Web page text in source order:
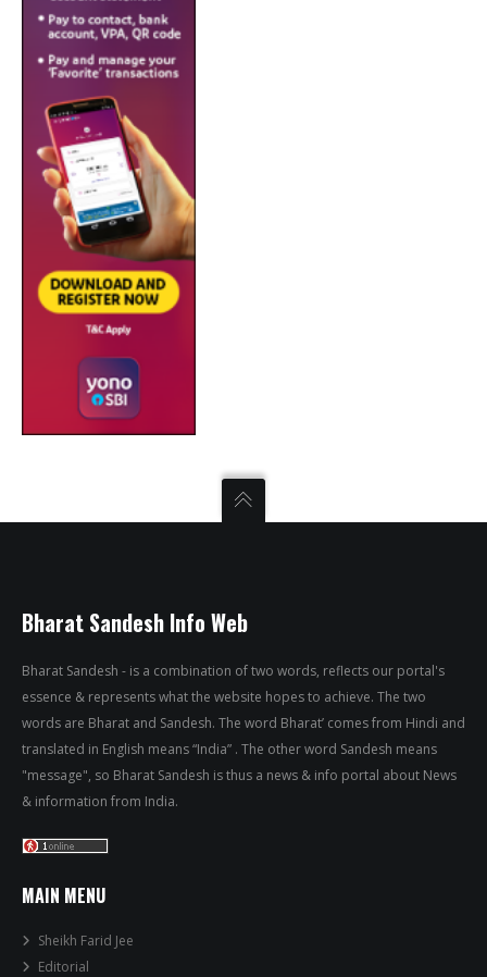
Bharat Sandesh Info Web
Bharat Sandesh - is a combination of two words, reflects our portal's
essence & represents what the website hopes to achieve. The two
words are Bharat and Sandesh. The word Bharat’ comes from Hindi and
translated in English means “India” . The other word Sandesh means
"message", so Bharat Sandesh is thus a news & info portal about News
& information from India.
MAIN MENU
Sheikh Farid Jee
Editorial